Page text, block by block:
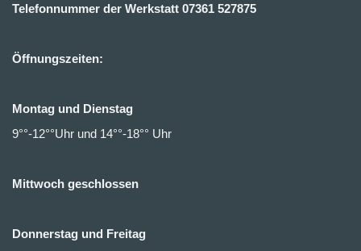
Telefonnummer der Werkstatt 07361 527875
Öffnungszeiten:
Montag und Dienstag
9°°-12°°Uhr und 14°°-18°° Uhr
Mittwoch geschlossen
Donnerstag und Freitag